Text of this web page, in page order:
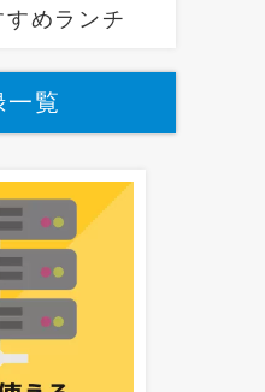
めランチ
一覧